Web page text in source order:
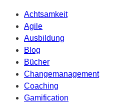
Achtsamkeit
Agile
Ausbildung
Blog
Bücher
Changemanagement
Coaching
Gamification